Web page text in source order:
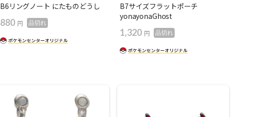
B6リングノート にたものどうし
880 円 品切れ
B7サイズフラットポーチ
yonayonaGhost
1,320 円 品切れ